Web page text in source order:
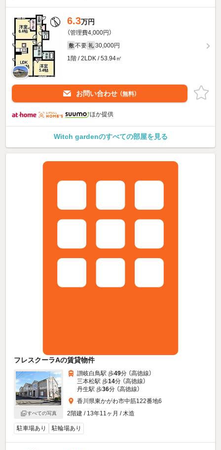
6.3万円
（管理費4,000円）
敷 不要 礼 30,000円
1階 / 2LDK / 53.94㎡
お問い合わせ （無料）
ほか提供
Witch gardenのすべての部屋を見る
フレスクーラAの賃貸物件
すべての写真
讃岐白鳥駅 歩49分 （高徳線）
三本松駅 歩14分 （高徳線）
丹生駅 歩36分 （高徳線）
香川県東かがわ市中筋122番地6
2階建 / 13年11ヶ月 / 木造
駐車場あり 駐輪場あり